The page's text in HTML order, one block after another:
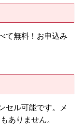
て無料！お申込み
セル可能です。メ
ありません。